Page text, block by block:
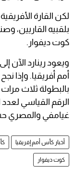
لكن القارة
بلقبيه القاريين،
كوت ديفوار.
ويعود رينارد الآن
أمم أفريقيا. وإذا
بالبطولة ثلاث
الرقم القياسي لعدد
غيامفي والمصري
أخبار كأس أمم إفريقيا
كوت ديفوار